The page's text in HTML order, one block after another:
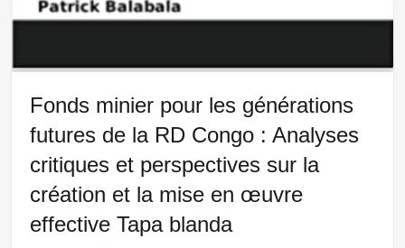
Fonds minier pour les générations
futures de la RD Congo : Analyses
critiques et perspectives sur la
création et la mise en œuvre
effective Tapa blanda